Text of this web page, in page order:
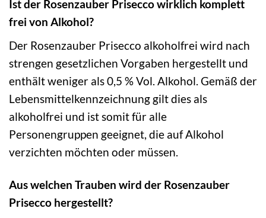
Ist der Rosenzauber Prisecco wirklich komplett
frei von Alkohol?
Der Rosenzauber Prisecco alkoholfrei wird nach
strengen gesetzlichen Vorgaben hergestellt und
enthält weniger als 0,5 % Vol. Alkohol. Gemäß der
Lebensmittelkennzeichnung gilt dies als
alkoholfrei und ist somit für alle
Personengruppen geeignet, die auf Alkohol
verzichten möchten oder müssen.
Aus welchen Trauben wird der Rosenzauber
Prisecco hergestellt?